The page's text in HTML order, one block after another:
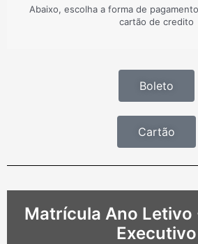
Abaixo, escolha a forma de
cartão de credito
Boleto
Cartão
Matrícula Ano
Executivo